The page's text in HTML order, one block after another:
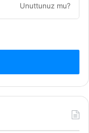
Unuttunuz mu?